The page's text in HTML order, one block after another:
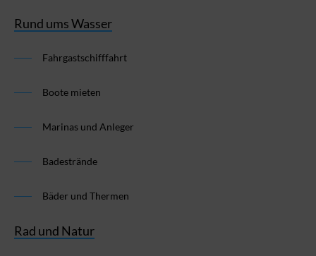
Rund ums Wasser
Fahrgastschifffahrt
Boote mieten
Marinas und Anleger
Badestrände
Bäder und Thermen
Rad und Natur